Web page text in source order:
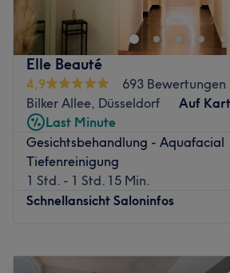
Elle Beauté
4,9
693 Bewertungen
Bilker Allee, Düsseldorf
Auf
Last Minute
Gesichtsbehandlung - Aquafacial
Tiefenreinigung
1 Std. - 1 Std. 15 Min.
Schnellansicht Saloninfos
Dienstag